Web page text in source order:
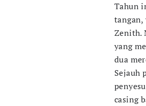
Tahun
tangan,
Zenith.
yang
dua
Sejauh
casing